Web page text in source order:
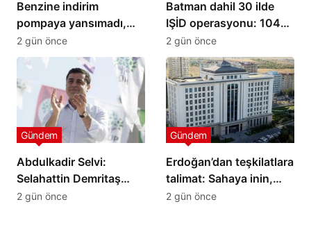
Benzine indirim
pompaya yansımadı,
yeni zam geliyor
2 gün önce
Batman dahil 30 ilde
IŞİD operasyonu: 104
şüpheli yakalandı
2 gün önce
Abdulkadir Selvi:
Selahattin Demritaş
yasadan
Gündem
2 gün önce
Erdoğan’dan teşkilatlara
talimat: Sahaya inin,
süreci anlatın
Gündem
2 gün önce